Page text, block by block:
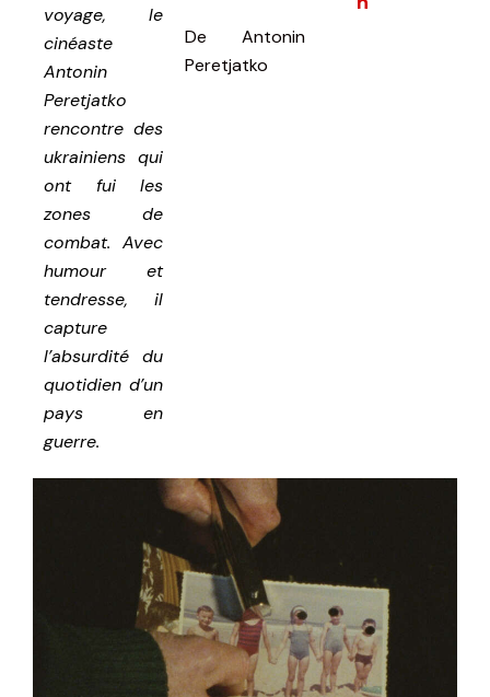
voyage, le
cinéaste
Antonin
Peretjatko
rencontre des
ukrainiens qui
ont fui les
zones de
combat. Avec
humour et
tendresse, il
capture
l’absurdité du
quotidien d’un
pays en
guerre.
De Antonin
Peretjatko